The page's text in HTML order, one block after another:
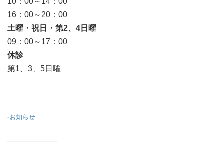
16：00～20：00
土曜・祝日・第2、4日曜
09：00～17：00
休診
第1、3、5日曜
-お知らせ